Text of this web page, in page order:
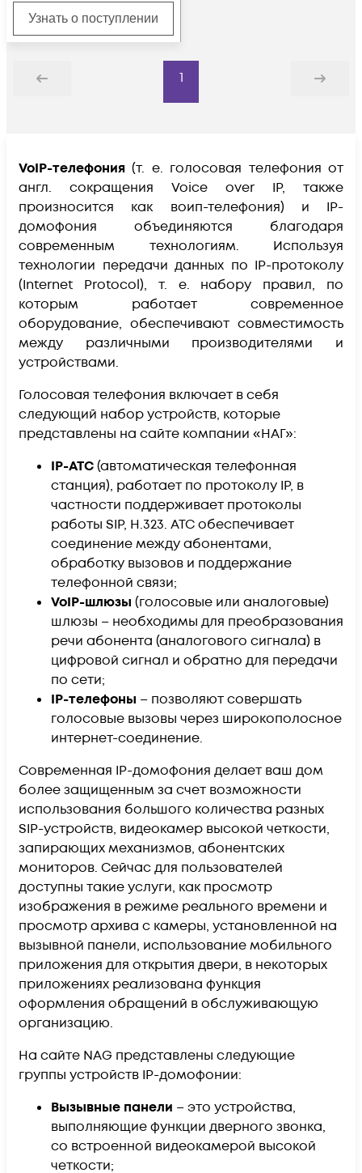
Узнать о поступлении
Назад
1
Дальше
VoIP-телефония (т. е. голосовая телефония от
англ. сокращения Voice over IP, также
произносится как воип-телефония) и IP-
домофония объединяются благодаря
современным технологиям. Используя
технологии передачи данных по IP-протоколу
(Internet Protocol), т. е. набору правил, по
которым работает современное
оборудование, обеспечивают совместимость
между различными производителями и
устройствами.
Голосовая телефония включает в себя
следующий набор устройств, которые
представлены на сайте компании «НАГ»:
IP-АТС(автоматическая телефонная
станция), работает по протоколу IP, в
частности поддерживает протоколы
работы SIP, H.323. АТС обеспечивает
соединение между абонентами,
обработку вызовов и поддержание
телефонной связи;
VoIP-шлюзы (голосовые или аналоговые)
шлюзы – необходимы для преобразования
речи абонента (аналогового сигнала) в
цифровой сигнал и обратно для передачи
по сети;
IP-телефоны – позволяют совершать
голосовые вызовы через широкополосное
интернет-соединение.
Современная IP-домофония делает ваш дом
более защищенным за счет возможности
использования большого количества разных
SIP-устройств, видеокамер высокой четкости,
запирающих механизмов, абонентских
мониторов. Сейчас для пользователей
доступны такие услуги, как просмотр
изображения в режиме реального времени и
просмотр архива с камеры, установленной на
вызывной панели, использование мобильного
приложения для открытия двери, в некоторых
приложениях реализована функция
оформления обращений в обслуживающую
организацию.
На сайте NAG представлены следующие
группы устройств IP-домофонии:
Вызывные панели – это устройства,
выполняющие функции дверного звонка,
со встроенной видеокамерой высокой
четкости;